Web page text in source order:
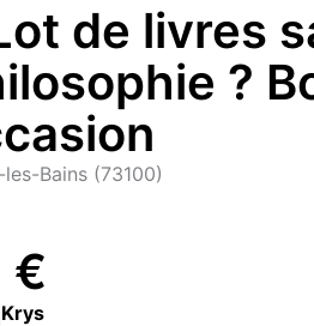
de livres
?
Bains (73100)
€
Krys